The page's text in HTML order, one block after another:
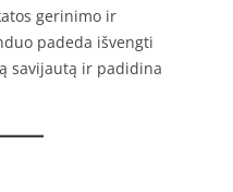
gerinimo ir
padeda išvengti
savijautą ir padidina